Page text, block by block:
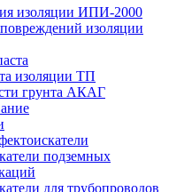
изоляции ИПИ-2000
изоляции
изоляции ТП
грунта АКАГ
подземных
для трубопроводов